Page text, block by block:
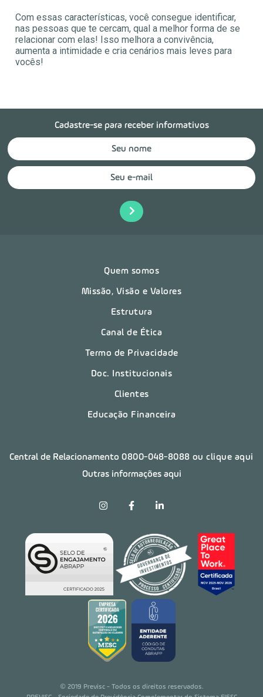
Com essas características, você consegue identificar,
nas pessoas que te cercam, qual a melhor forma de se
relacionar com elas! Isso melhora a convivência,
aumenta a intimidade e cria cenários mais leves para
vocês!
Cadastre-se para receber informativos
Quem somos
Missão, Visão e Valores
Estrutura
Canal de Ética
Termo de Privacidade
Doc. Institucionais
Clientes
Educação Financeira
Central de Relacionamento0800-048-8088 ou clique aqui
Outras informações aqui
© 2019 Previsc - Todos os direitos reservados.